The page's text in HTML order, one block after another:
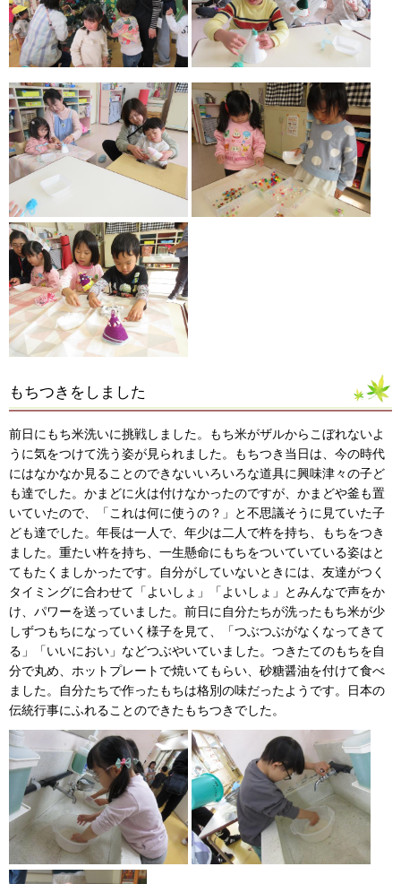
もちつきをしました
前日にもち米洗いに挑戦しました。もち米がザルからこぼれないよ
うに気をつけて洗う姿が見られました。もちつき当日は、今の時代
にはなかなか見ることのできないいろいろな道具に興味津々の子ど
も達でした。かまどに火は付けなかったのですが、かまどや釜も置
いていたので、「これは何に使うの？」と不思議そうに見ていた子
ども達でした。年長は一人で、年少は二人で杵を持ち、もちをつき
ました。重たい杵を持ち、一生懸命にもちをついていている姿はと
てもたくましかったです。自分がしていないときには、友達がつく
タイミングに合わせて「よいしょ」「よいしょ」とみんなで声をか
け、パワーを送っていました。前日に自分たちが洗ったもち米が少
しずつもちになっていく様子を見て、「つぶつぶがなくなってきて
る」「いいにおい」などつぶやいていました。つきたてのもちを自
分で丸め、ホットプレートで焼いてもらい、砂糖醤油を付けて食べ
ました。自分たちで作ったもちは格別の味だったようです。日本の
伝統行事にふれることのできたもちつきでした。